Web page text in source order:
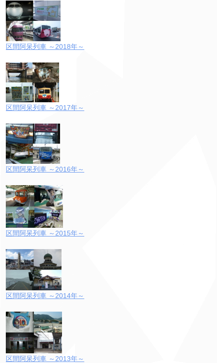
区間阿呆列車 ～2018年～
区間阿呆列車 ～2017年～
区間阿呆列車 ～2016年～
区間阿呆列車 ～2015年～
区間阿呆列車 ～2014年～
区間阿呆列車 ～2013年～